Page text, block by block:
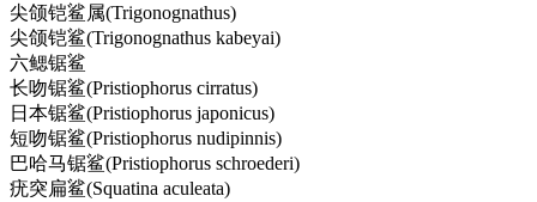
尖颌铠鲨属(Trigonognathus)
尖颌铠鲨(Trigonognathus kabeyai)
六鳃锯鲨
长吻锯鲨(Pristiophorus cirratus)
日本锯鲨(Pristiophorus japonicus)
短吻锯鲨(Pristiophorus nudipinnis)
巴哈马锯鲨(Pristiophorus schroederi)
疣突扁鲨(Squatina aculeata)